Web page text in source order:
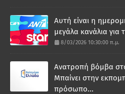
Αυτή είναι η
μεγάλα κανάλια
8/03/2026 10:30:00 π.μ.
Ανατροπή βόμβα
Μπαίνει στην
πρόσωπο...